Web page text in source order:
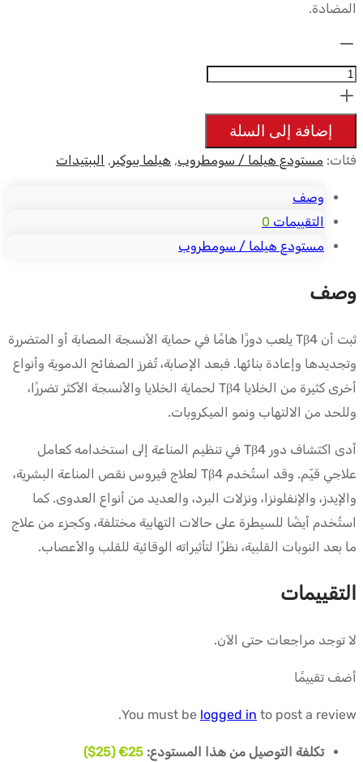
المضادة.
TB-
-
5mg
-
إضافة إلى السلة
فئات: مستودع هيلما / سومطروب, هيلما بيوكير, الببتيدات
وصف
التقييمات 0
مستودع هيلما / سومطروب
وصف
ثبت أن Tβ4 يلعب دورًا هامًا في حماية الأنسجة المصابة أو المتضررة
وتجديدها وإعادة بنائها. فبعد الإصابة، تُفرز الصفائح الدموية وأنواع
أخرى كثيرة من الخلايا Tβ4 لحماية الخلايا والأنسجة الأكثر تضررًا،
وللحد من الالتهاب ونمو الميكروبات.
أدى اكتشاف دور Tβ4 في تنظيم المناعة إلى استخدامه كعامل
علاجي قيّم. وقد استُخدم Tβ4 لعلاج فيروس نقص المناعة البشرية،
والإيدز، والإنفلونزا، ونزلات البرد، والعديد من أنواع العدوى. كما
استُخدم أيضًا للسيطرة على حالات التهابية مختلفة، وكجزء من علاج
ما بعد النوبات القلبية، نظرًا لتأثيراته الوقائية للقلب والأعصاب.
التقييمات
لا توجد مراجعات حتى الآن.
أضف تقييمًا
You must be logged in to post a review.
تكلفة التوصيل من هذا المستودع: 25€ (25$)